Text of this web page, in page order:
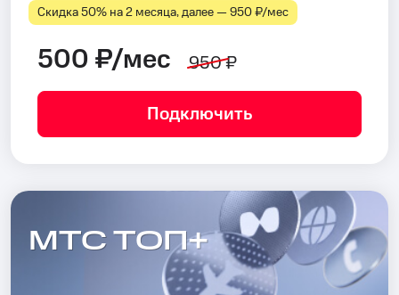
Скидка 50% на 2 месяца, далее — 950 ₽⁠/⁠мес
500 ₽/мес 950 ₽
Подключить
МТС ТОП+